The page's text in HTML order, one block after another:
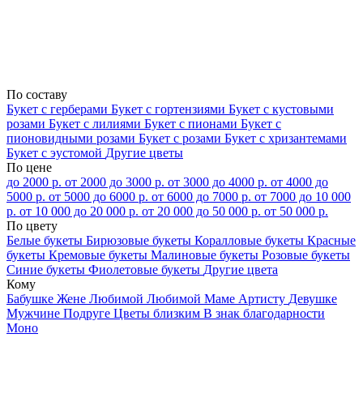
По составу
Букет с герберами Букет с гортензиями Букет с кустовыми
розами Букет с лилиями Букет с пионами Букет с
пионовидными розами Букет с розами Букет с хризантемами
Букет с эустомой Другие цветы
По цене
до 2000 р. от 2000 до 3000 р. от 3000 до 4000 р. от 4000 до
5000 р. от 5000 до 6000 р. от 6000 до 7000 р. от 7000 до 10 000
р. от 10 000 до 20 000 р. от 20 000 до 50 000 р. от 50 000 р.
По цвету
Белые букеты Бирюзовые букеты Коралловые букеты Красные
букеты Кремовые букеты Малиновые букеты Розовые букеты
Синие букеты Фиолетовые букеты Другие цвета
Кому
Бабушке Жене Любимой Любимой Маме Артисту Девушке
Мужчине Подруге Цветы близким В знак благодарности
Моно